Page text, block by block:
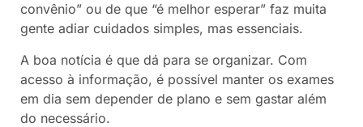
convênio” ou de que “é melhor esperar” faz muita
gente adiar cuidados simples, mas essenciais.
A boa notícia é que dá para se organizar. Com
acesso à informação, é possível manter os exames
em dia sem depender de plano e sem gastar além
do necessário.